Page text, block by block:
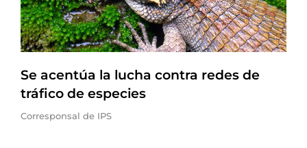
Se acentúa la lucha contra redes de
tráfico de especies
Corresponsal de IPS